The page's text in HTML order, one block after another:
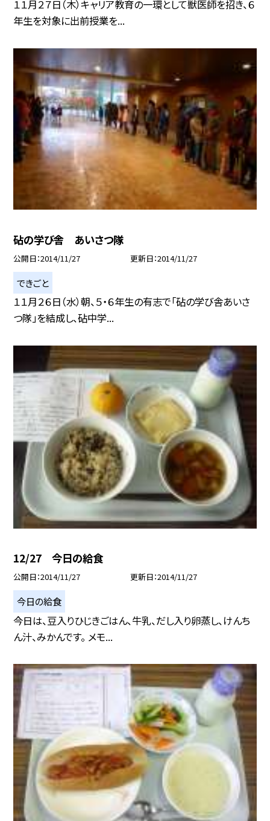
１１月２７日（木）キャリア教育の一環として獣医師を招き、６
年生を対象に出前授業を...
砧の学び舎 あいさつ隊
公開日 2014/11/27 更新日 2014/11/27
できごと
１１月２６日（水）朝、５・６年生の有志で「砧の学び舎あいさ
つ隊」を結成し、砧中学...
12/27 今日の給食
公開日 2014/11/27 更新日 2014/11/27
今日の給食
今日は、豆入りひじきごはん、牛乳、だし入り卵蒸し、けんち
ん汁、みかんです。 メモ...